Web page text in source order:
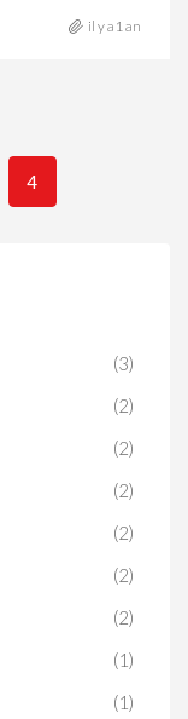
il y a1 an
4
(3)
(2)
(2)
(2)
(2)
(2)
(2)
(1)
(1)